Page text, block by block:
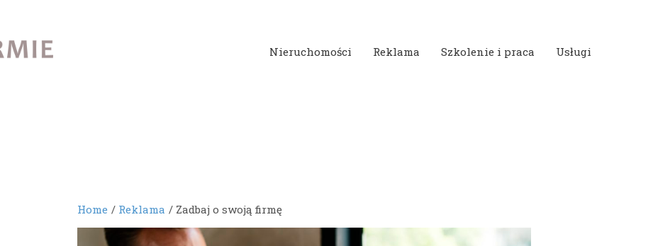
Nieruchomości Reklama Szkolenie i praca Usługi
Home Reklama Zadbaj o swoją firmę